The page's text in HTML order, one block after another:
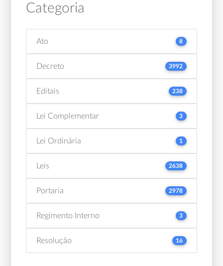
Categoria
Ato 8
Decreto 3992
Editais 238
Lei Complementar 3
Lei Ordinária 1
Leis 2638
Portaria 2978
Regimento Interno 3
Resolução 16